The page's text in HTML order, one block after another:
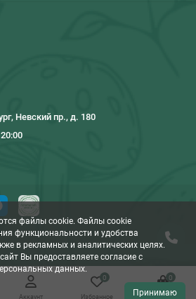
файлы cookie. Файлы cookie
функциональности и удобства
в рекламных и аналитических целях.
Вы предоставляете согласие c
данных.
Принимаю
Невский пр., д. 180
Аккаунт
0
Избранное
0
Корзина